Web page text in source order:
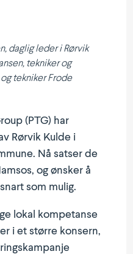
daglig leder i Rørvik
tekniker og
tekniker Frode
(PTG) har
Rørvik Kulde i
Nå satser de
og ønsker å
som mulig.
lokal kompe­tanse
i et større konsern,